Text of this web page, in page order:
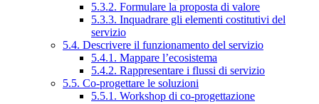
5.3.2. Formulare la proposta di valore
5.3.3. Inquadrare gli elementi costitutivi del
servizio
5.4. Descrivere il funzionamento del servizio
5.4.1. Mappare l’ecosistema
5.4.2. Rappresentare i flussi di servizio
5.5. Co-progettare le soluzioni
5.5.1. Workshop di co-progettazione